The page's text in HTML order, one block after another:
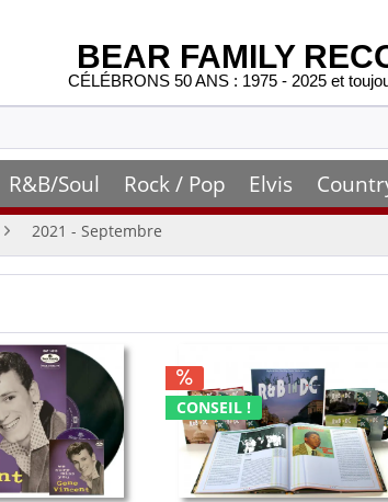
BEAR FAMILY
CÉLÉBRONS 50 ANS : 1975 - 2025 et
R&B/Soul Rock / Pop Elvis
2021 - Septembre
CONSEIL !